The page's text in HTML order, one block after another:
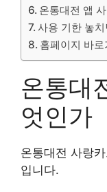
온통대전 앱
사용 기한 놓
홈페이지 바
온통대
엇인가
온통대전 사랑
입니다.